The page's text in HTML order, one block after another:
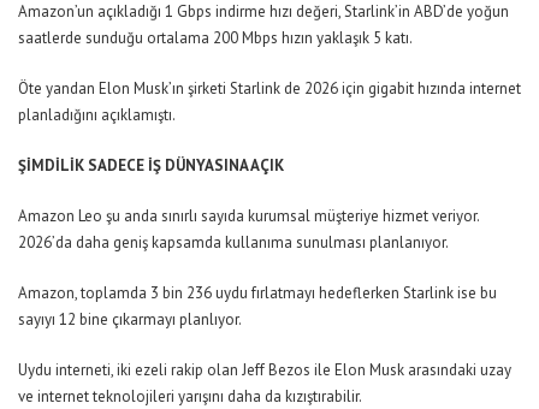
Amazon’un açıkladığı 1 Gbps indirme hızı değeri, Starlink’in ABD’de yoğun
saatlerde sunduğu ortalama 200 Mbps hızın yaklaşık 5 katı.
Öte yandan Elon Musk’ın şirketi Starlink de 2026 için gigabit hızında internet
planladığını açıklamıştı.
ŞİMDİLİK SADECE İŞ DÜNYASINA AÇIK
Amazon Leo şu anda sınırlı sayıda kurumsal müşteriye hizmet veriyor.
2026’da daha geniş kapsamda kullanıma sunulması planlanıyor.
Amazon, toplamda 3 bin 236 uydu fırlatmayı hedeflerken Starlink ise bu
sayıyı 12 bine çıkarmayı planlıyor.
Uydu interneti, iki ezeli rakip olan Jeff Bezos ile Elon Musk arasındaki uzay
ve internet teknolojileri yarışını daha da kızıştırabilir.